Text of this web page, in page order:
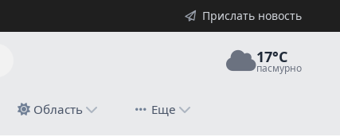
Прислать новость
17°C
пасмурно
Область Еще